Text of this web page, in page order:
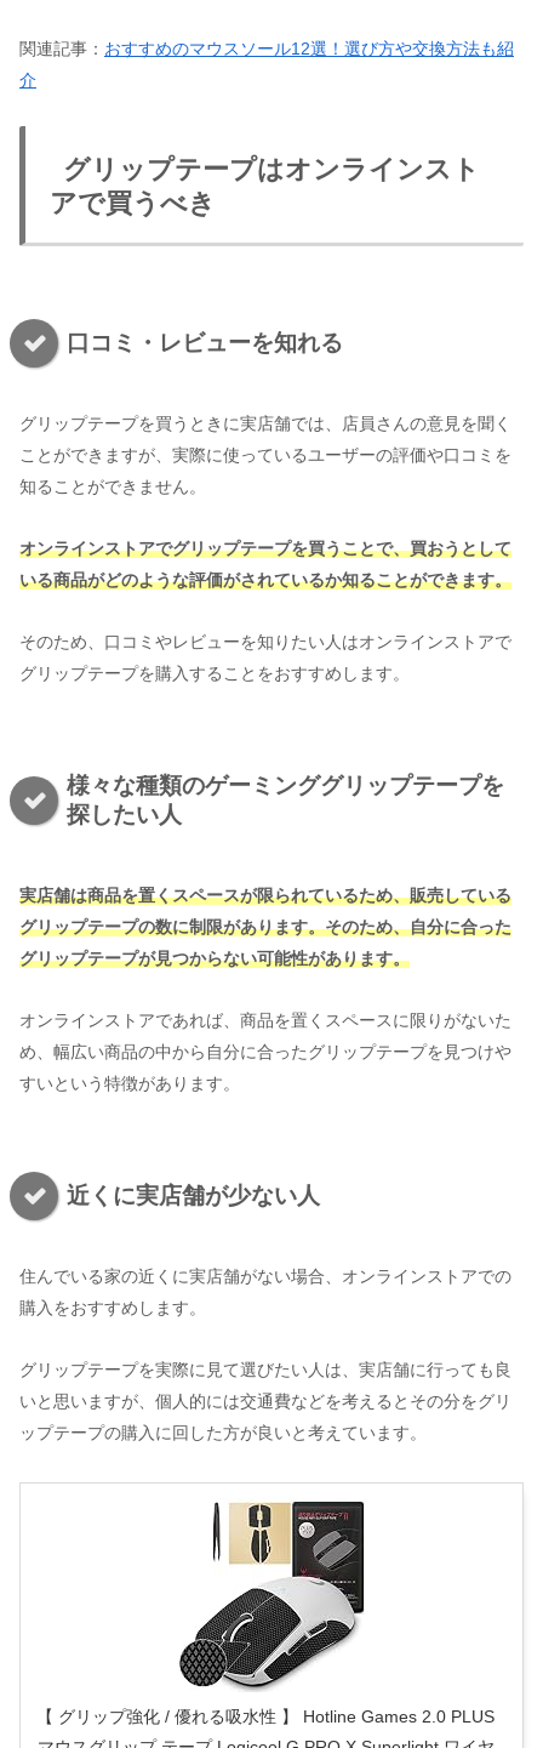
関連記事： おすすめのマウスソール12選！選び方や交換方法も紹
介
グリップテープはオンラインスト
アで買うべき
口コミ・レビューを知れる
グリップテープを買うときに実店舗では、店員さんの意見を聞く
ことができますが、実際に使っているユーザーの評価や口コミを
知ることができません。
オンラインストアでグリップテープを買うことで、買おうとして
いる商品がどのような評価がされているか知ることができます。
そのため、口コミやレビューを知りたい人はオンラインストアで
グリップテープを購入することをおすすめします。
様々な種類のゲーミンググリップテープを
探したい人
実店舗は商品を置くスペースが限られているため、販売している
グリップテープの数に制限があります。そのため、自分に合った
グリップテープが見つからない可能性があります。
オンラインストアであれば、商品を置くスペースに限りがないた
め、幅広い商品の中から自分に合ったグリップテープを見つけや
すいという特徴があります。
近くに実店舗が少ない人
住んでいる家の近くに実店舗がない場合、オンラインストアでの
購入をおすすめします。
グリップテープを実際に見て選びたい人は、実店舗に行っても良
いと思いますが、個人的には交通費などを考えるとその分をグリ
ップテープの購入に回した方が良いと考えています。
【 グリップ強化 / 優れる吸水性 】 Hotline Games 2.0 PLUS